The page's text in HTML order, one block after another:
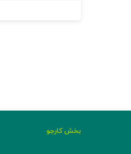
بخش کارجو